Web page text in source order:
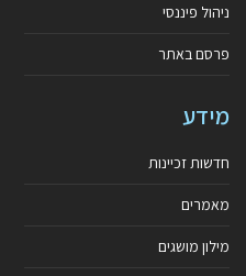
ניהול פיננסי
פרסם באתר
מידע
חדשות זכיינות
מאמרים
מילון מושגים